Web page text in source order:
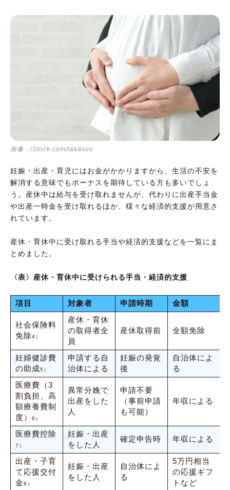
画像：iStock.com/takasuu
妊娠・出産・育児にはお金がかかりますから、生活の不安を
解消する意味でもボーナスを期待している方も多いでしょ
う。産休中は給与を受け取れませんが、代わりに出産手当金
や出産一時金を受け取れるほか、様々な経済的支援が用意さ
れています。
産休・育休中に受け取れる手当や経済的支援などを一覧にま
とめました。
〈表〉産休・育休中に受けられる手当・経済的支援
項目 対象者 申請時期 金額
社会保険料
免除4）
産休・育休
の取得者全
員
産休取得前 全額免除
妊婦健診費
の助成5）
申請する自
治体による
妊娠の発覚
後
自治体によ
る
医療費（3
割負担、高
額療養費制
度）
6）
異常分娩で
出産をした
人
申請不要
（事前申請
も可能）
年収による
医療費控除
7）
妊娠・出産
をした人
確定申告時 年収による
出産・子育
て応援交付
金8）
妊娠・出産
をした人
自治体によ
る
5万円相当
の応援ギフ
トなど